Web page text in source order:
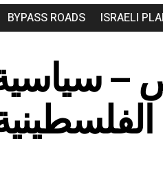
BYPASS ROADS ISRAELI
–